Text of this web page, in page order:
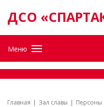
ДСО
Меню
Главная Зал славы Персоны